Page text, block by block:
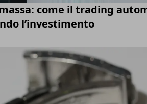
come il trading
l’investimento